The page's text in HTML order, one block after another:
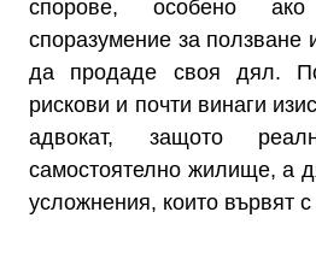
спорове, особено
споразумение за ползване
да продаде своя дял.
рискови и почти винаги
адвокат, защото
самостоятелно жилище, а
усложнения, които вървят с